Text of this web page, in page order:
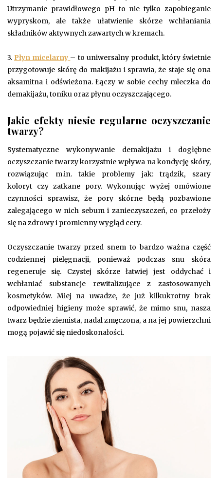
Utrzymanie prawidłowego pH to nie tylko zapobieganie
wypryskom, ale także ułatwienie skórze wchłaniania
składników aktywnych zawartych w kremach.
3. Płyn micelarny – to uniwersalny produkt, który świetnie
przygotowuje skórę do makijażu i sprawia, że staje się ona
aksamitna i odświeżona. Łączy w sobie cechy mleczka do
demakijażu, toniku oraz płynu oczyszczającego.
Jakie efekty niesie regularne oczyszczanie
twarzy?
Systematyczne wykonywanie demakijażu i dogłębne
oczyszczanie twarzy korzystnie wpływa na kondycję skóry,
rozwiązując m.in. takie problemy jak: trądzik, szary
koloryt czy zatkane pory. Wykonując wyżej omówione
czynności sprawisz, że pory skórne będą pozbawione
zalegającego w nich sebum i zanieczyszczeń, co przełoży
się na zdrowy i promienny wygląd cery.
Oczyszczanie twarzy przed snem to bardzo ważna część
codziennej pielęgnacji, ponieważ podczas snu skóra
regeneruje się. Czystej skórze łatwiej jest oddychać i
wchłaniać substancje rewitalizujące z zastosowanych
kosmetyków. Miej na uwadze, że już kilkukrotny brak
odpowiedniej higieny może sprawić, że mimo snu, nasza
twarz będzie ziemista, nadal zmęczona, a na jej powierzchni
mogą pojawić się niedoskonałości.